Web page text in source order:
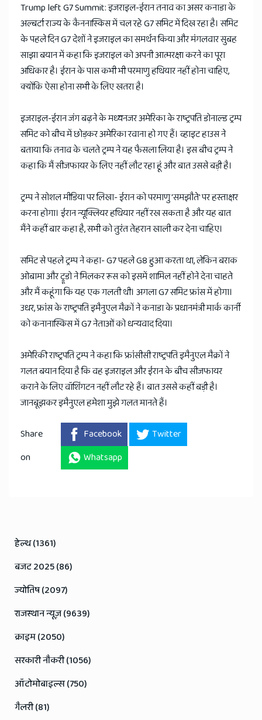
Trump left G7 Summit: इजराइल-ईरान तनाव का असर कनाडा के
अल्बर्टा राज्य के कैननास्किस में चल रहे G7 समिट में दिख रहा है। समिट
के पहले दिन G7 देशों ने इजराइल का समर्थन किया और मंगलवार सुबह
साझा बयान में कहा कि इजराइल को अपनी आत्मरक्षा करने का पूरा
अधिकार है। ईरान के पास कभी भी परमाणु हथियार नहीं होना चाहिए,
क्योंकि ऐसा होना सभी के लिए खतरा है।
इजराइल-ईरान जंग बढ़ने के मध्यनजर अमेरिका के राष्ट्रपति डोनाल्ड ट्रम्प
समिट को बीच में छोड़कर अमेरिका रवाना हो गए हैं। व्हाइट हाउस ने
बताया कि तनाव के चलते ट्रम्प ने यह फैसला लिया है। इस बीच ट्रम्प ने
कहा कि मैं सीजफायर के लिए नहीं लौट रहा हूं और बात उससे बड़ी है।
ट्रम्प ने सोशल मीडिया पर लिखा- ईरान को परमाणु 'समझौते' पर हस्ताक्षर
करना होगा। ईरान न्यूक्लियर हथियार नहीं रख सकता है और यह बात
मैंने कहीं बार कहा है, सभी को तुरंत तेहरान खाली कर देना चाहिए।
समिट से पहले ट्रम्प ने कहा- G7 पहले G8 हुआ करता था, लेकिन बराक
ओबामा और ट्रूडो ने मिलकर रूस को इसमें शामिल नहीं होने देना चाहते
और मैं कहूंगा कि यह एक गलती थी। अगला G7 समिट फ्रांस में होगा।
उधर, फ्रांस के राष्ट्रपति इमैनुएल मैक्रों ने कनाडा के प्रधानमंत्री मार्क कार्नी
को कनानास्किस में G7 नेताओं को धन्यवाद दिया।
अमेरिकी राष्ट्रपति ट्रम्प ने कहा कि फ्रांसीसी राष्ट्रपति इमैनुएल मैक्रों ने
गलत बयान दिया है कि वह इजराइल और ईरान के बीच सीजफायर
कराने के लिए वॉशिंगटन नहीं लौट रहे हैं। बात उससे कहीं बड़ी है।
जानबूझकर इमैनुएल हमेशा मुझे गलत मानते हैं।
Share
on
Facebook
Twitter
Whatsapp
हेल्थ (1361)
बजट 2025 (86)
ज्योतिष (2097)
राजस्थान न्यूज़ (9639)
क्राइम (2050)
सरकारी नौकरी (1056)
ऑटोमोबाइल्स (750)
गैलरी (81)